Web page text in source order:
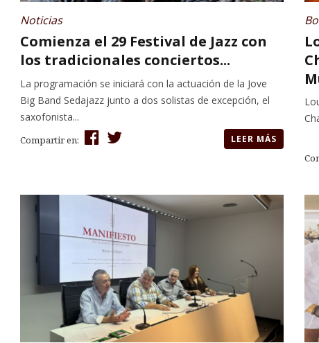
Noticias
Comienza el 29 Festival de Jazz con
los tradicionales conciertos...
La programación se iniciará con la actuación de la Jove
Big Band Sedajazz junto a dos solistas de excepción, el
saxofonista...
Compartir en: LEER MÁS